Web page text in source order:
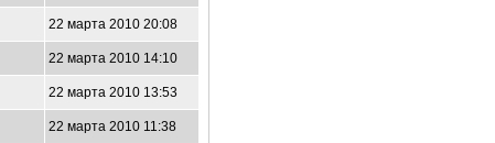
22 марта 2010 20:08
22 марта 2010 14:10
22 марта 2010 13:53
22 марта 2010 11:38